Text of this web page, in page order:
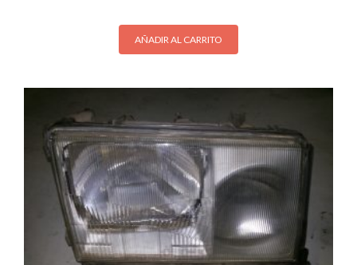
AÑADIR AL CARRITO